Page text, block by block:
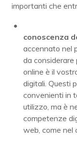
importanti che
conoscenza
accennato nel
da considerare
online è il
digitali. Questi
convenienti in
utilizzo, ma è
competenze
web, come nel